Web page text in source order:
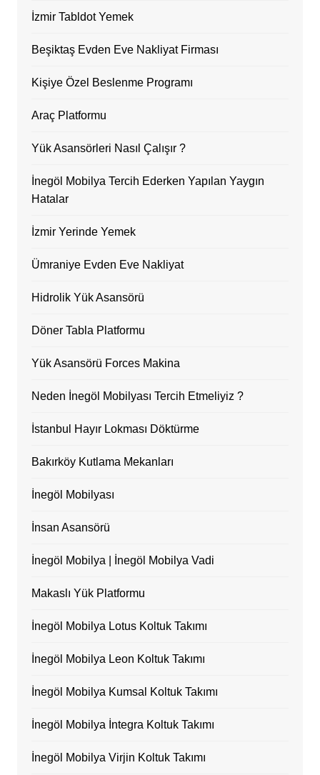
İzmir Tabldot Yemek
Beşiktaş Evden Eve Nakliyat Firması
Kişiye Özel Beslenme Programı
Araç Platformu
Yük Asansörleri Nasıl Çalışır ?
İnegöl Mobilya Tercih Ederken Yapılan Yaygın
Hatalar
İzmir Yerinde Yemek
Ümraniye Evden Eve Nakliyat
Hidrolik Yük Asansörü
Döner Tabla Platformu
Yük Asansörü Forces Makina
Neden İnegöl Mobilyası Tercih Etmeliyiz ?
İstanbul Hayır Lokması Döktürme
Bakırköy Kutlama Mekanları
İnegöl Mobilyası
İnsan Asansörü
İnegöl Mobilya | İnegöl Mobilya Vadi
Makaslı Yük Platformu
İnegöl Mobilya Lotus Koltuk Takımı
İnegöl Mobilya Leon Koltuk Takımı
İnegöl Mobilya Kumsal Koltuk Takımı
İnegöl Mobilya İntegra Koltuk Takımı
İnegöl Mobilya Virjin Koltuk Takımı